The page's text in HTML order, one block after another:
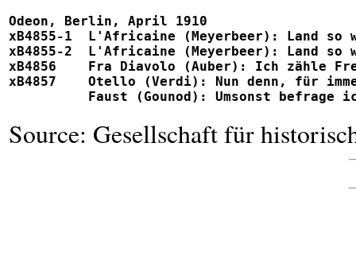
Odeon, Berlin, April 1910
xB4855-1  L'Africaine (Meyerbeer): Land so wunderbar
xB4855-2  L'Africaine (Meyerbeer): Land so wunderbar
xB4856    Fra Diavolo (Auber): Ich zähle Freunde			X99515,
xB4857    Otello (Verdi): Nun denn, für immer fahr' wohl
Source: Gesellschaft für